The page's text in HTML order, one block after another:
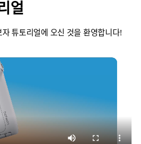
SE얼
자 튜토리얼에 오신 것을 환영합니다!